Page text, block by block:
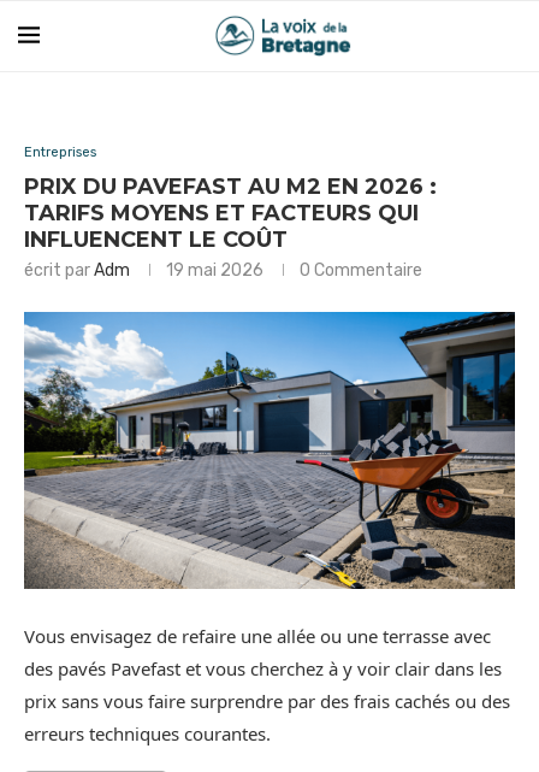
Entreprises
PRIX DU PAVEFAST AU M2 EN 2026 :
TARIFS MOYENS ET FACTEURS QUI
INFLUENCENT LE COÛT
écrit parAdm 19 mai 2026 0 Commentaire
Vous envisagez de refaire une allée ou une terrasse avec
des pavés Pavefast et vous cherchez à y voir clair dans les
prix sans vous faire surprendre par des frais cachés ou des
erreurs techniques courantes.